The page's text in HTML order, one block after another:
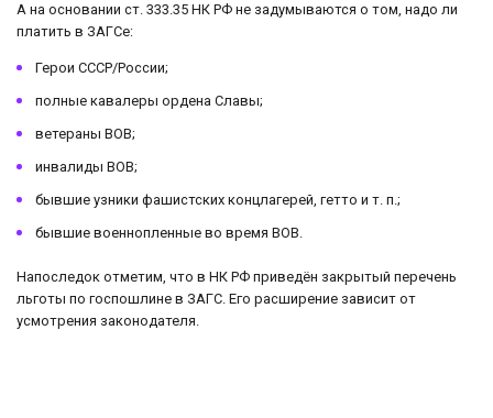
А на основании ст. 333.35 НК РФ не задумываются о том, надо ли
платить в ЗАГСе:
Герои СССР/России;
полные кавалеры ордена Славы;
ветераны ВОВ;
инвалиды ВОВ;
бывшие узники фашистских концлагерей, гетто и т. п.;
бывшие военнопленные во время ВОВ.
Напоследок отметим, что в НК РФ приведён закрытый перечень
льготы по госпошлине в ЗАГС. Его расширение зависит от
усмотрения законодателя.